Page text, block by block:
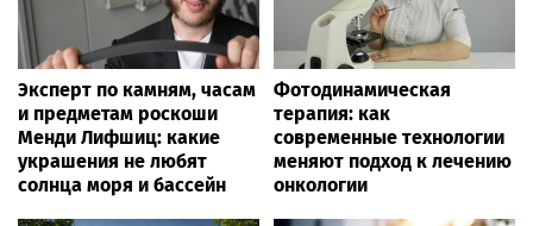
Эксперт по камням, часам
и предметам роскоши
Менди Лифшиц: какие
украшения не любят
солнца моря и бассейн
Фотодинамическая
терапия: как
современные технологии
меняют подход к лечению
онкологии